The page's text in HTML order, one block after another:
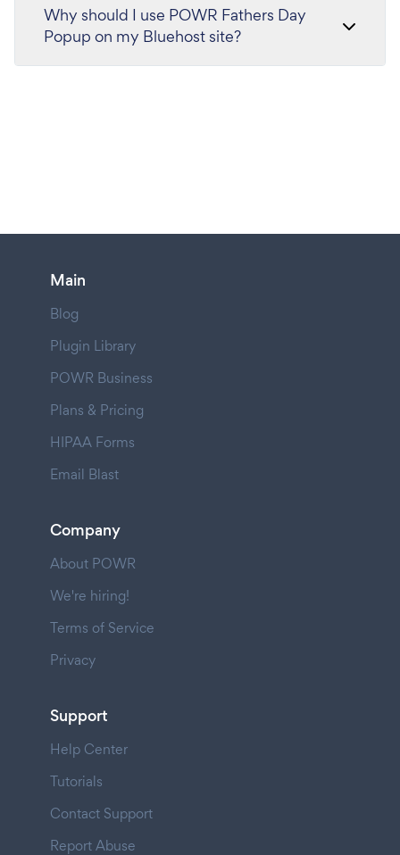
Why should I use POWR Fathers Day
Popup on my Bluehost site?
Main
Blog
Plugin Library
POWR Business
Plans & Pricing
HIPAA Forms
Email Blast
Company
About POWR
We're hiring!
Terms of Service
Privacy
Support
Help Center
Tutorials
Contact Support
Report Abuse